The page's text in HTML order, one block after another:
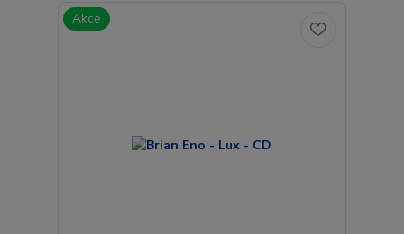
Akce